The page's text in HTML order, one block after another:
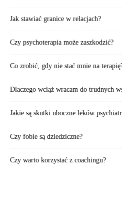
Jak stawiać granice w relacjach?
Czy psychoterapia może zaszkodzić?
Co zrobić, gdy nie stać mnie na
Dlaczego wciąż wracam do trudnych
Jakie są skutki uboczne leków
Czy fobie są dziedziczne?
Czy warto korzystać z coachingu?